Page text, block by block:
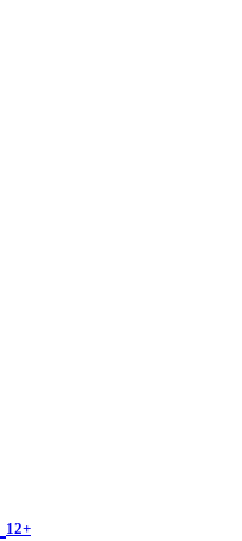
12+